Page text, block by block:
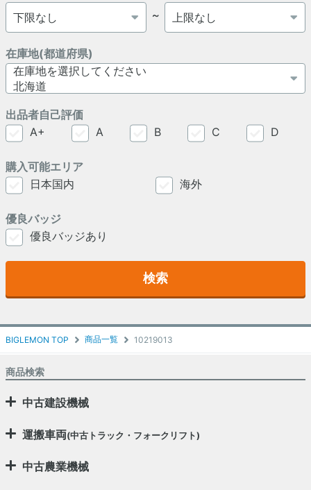
BIGLEMON TOP 商品一覧 10219013
～
在庫地(都道府県)
出品者自己評価
A+
A B C D
購入可能エリア
日本国内
海外
優良バッジ
優良バッジあり
検索
商品検索
中古建設機械
運搬車両(中古トラック・フォークリフト)
中古農業機械